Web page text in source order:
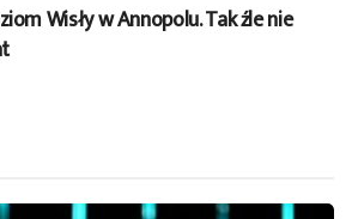
Wisły w Annopolu. Tak źle nie